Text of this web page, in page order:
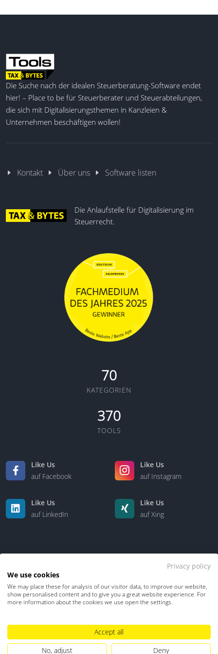
Die Suche nach der idealen Steuerberatung-Software endet
hier! – Place to be für Steuerberater und Steuerabteilungen,
die sich mit Digitalisierungsthemen in Kanzleien &
Unternehmen beschäftigen wollen!
Kontakt Über uns Software listen
Die Anlaufstelle für Digitalisierung im
Steuerrecht.
70
KATEGORIEN
370
TOOLS
Like Us
auf Facebook
Like Us
auf Instagram
Like Us
auf LinkedIn
Like Us
auf Xing
Kontakt Über uns
Impressum
Hinweisgebersystem
Umgang mit KI
Privacy policy
We use cookies
We may place these for analysis of our visitor data, to improve our website,
show personalised content and to give you a great website experience. For
more information about the cookies we use open the settings.
Accept all
No, adjust
Deny